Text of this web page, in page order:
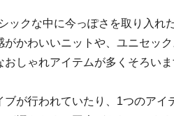
ックな中に今っぽさを取り入れ
かわいいニットや、ユニセッ
しゃれアイテムが多くそろいま
が行われていたり、1つのアイ